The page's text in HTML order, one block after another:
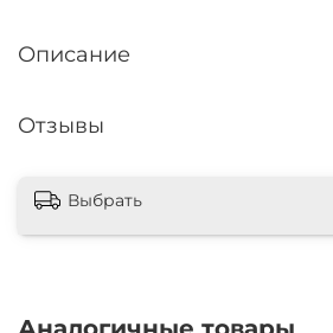
Описание
Отзывы
Выбрать